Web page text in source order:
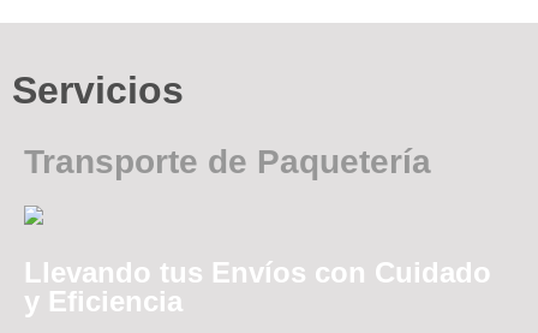
Servicios
Transporte de Paquetería
Llevando tus Envíos con Cuidado
y Eficiencia